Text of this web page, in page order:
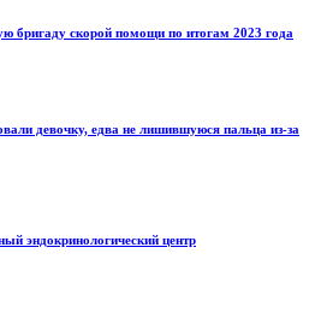
бригаду скорой помощи по итогам 2023 года
девочку, едва не лишившуюся пальца из-за
эндокринологический центр